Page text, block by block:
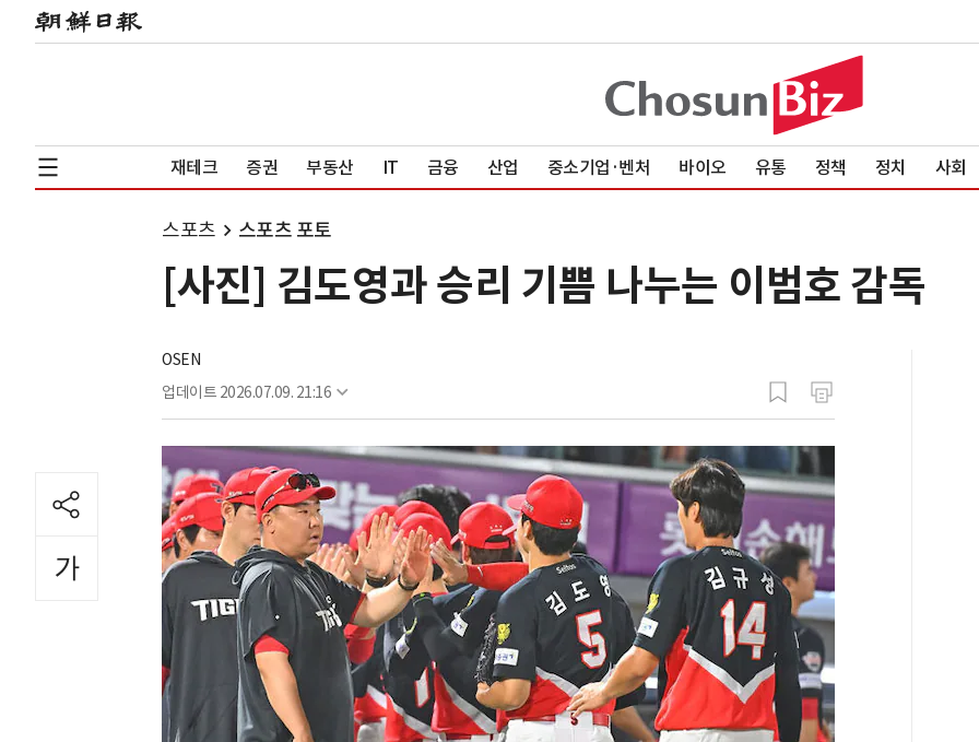
재테크 증권 부동산 IT 금융 산업 중소기업·벤처 바이오 유통 정책 정치 사회
스포츠 스포츠 포토
[사진] 김도영과 승리 기쁨 나누는 이범호 감독
OSEN
업데이트 2026.07.09. 21:16